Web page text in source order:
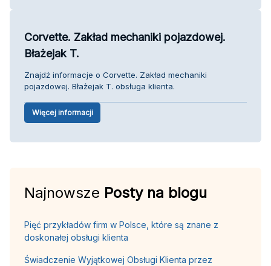
Corvette. Zakład mechaniki pojazdowej.
Błażejak T.
Znajdź informacje o Corvette. Zakład mechaniki
pojazdowej. Błażejak T. obsługa klienta.
Więcej informacji
Najnowsze Posty na blogu
Pięć przykładów firm w Polsce, które są znane z
doskonałej obsługi klienta
Świadczenie Wyjątkowej Obsługi Klienta przez